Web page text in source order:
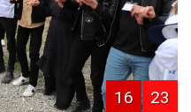
16 23